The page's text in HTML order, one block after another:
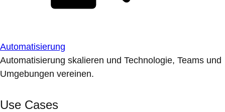
Automatisierung
Automatisierung skalieren und Technologie, Teams und
Umgebungen vereinen.
Use Cases